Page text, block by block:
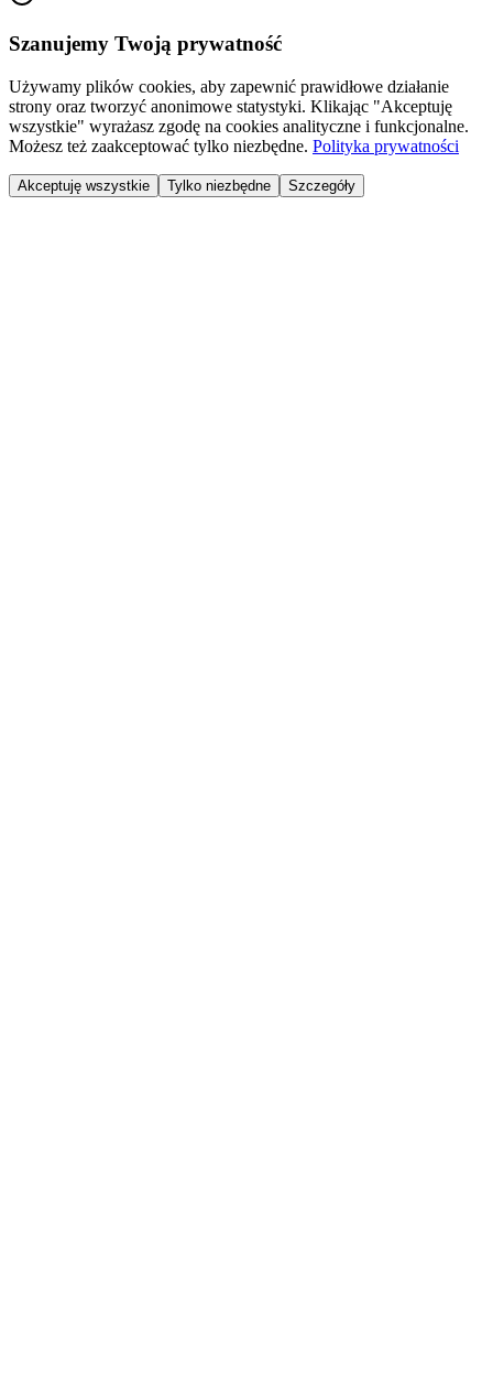
Szanujemy Twoją prywatność
Używamy plików cookies, aby zapewnić prawidłowe działanie
strony oraz tworzyć anonimowe statystyki. Klikając "Akceptuję
wszystkie" wyrażasz zgodę na cookies analityczne i funkcjonalne.
Możesz też zaakceptować tylko niezbędne. Polityka prywatności
Akceptuję wszystkie Tylko niezbędne Szczegóły